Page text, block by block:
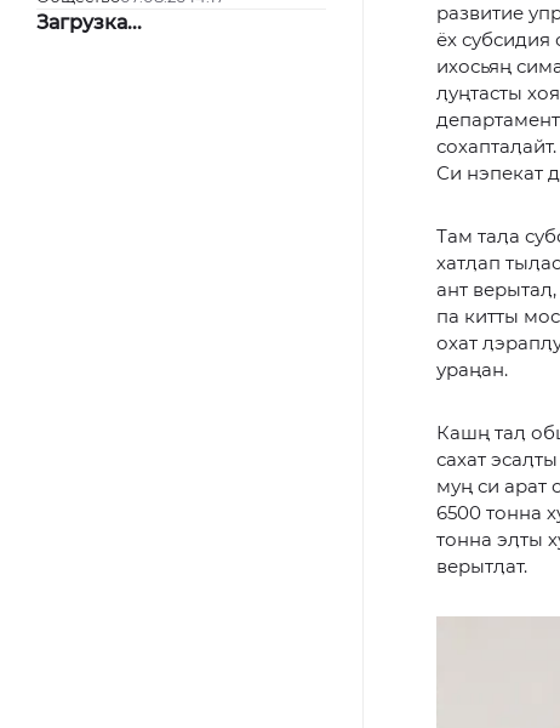
Загрузка...
развитие
ёх субсидия
ихосьяң
ӆуңтасты
Си нэпекат
Там таӆа
хатӆап
ант
па китты
охат
ураңан.
Кашң таӆ
сахат
муң си арат
6500 тонна
тонна эӆты
верытӆат.